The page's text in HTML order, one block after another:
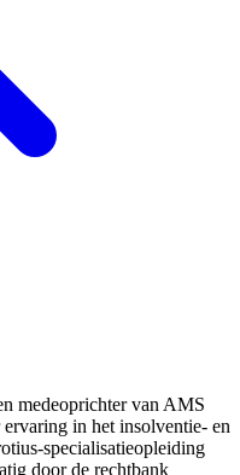
medeoprichter van AMS
in het insolventie- en
specialisatieopleiding
door de rechtbank